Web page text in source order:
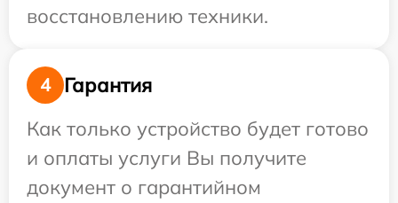
восстановлению техники.
4
Гарантия
Как только устройство будет готово
и оплаты услуги Вы получите
документ о гарантийном